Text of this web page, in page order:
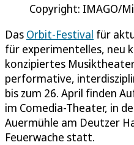
Copyright: IMAGO/
Das Orbit-Festival für
für experimentelles, neu
konzipiertes
performative,
bis zum 26. April finden
im Comedia-Theater, in
Auermühle am Deutzer
Feuerwache statt.